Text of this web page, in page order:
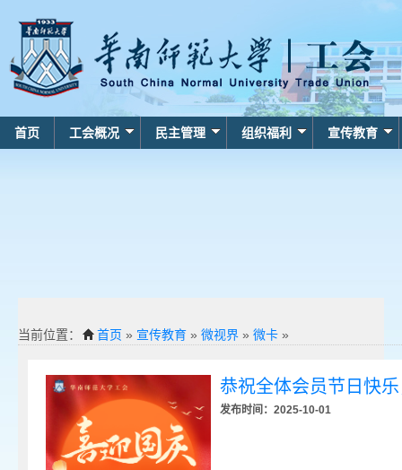
首页 工会概况 民主管理 组织福利 宣传教育
当前位置： 首页 » 宣传教育 » 微视界 » 微卡 »
恭祝全体会员节日快
发布时间：2025-10-01